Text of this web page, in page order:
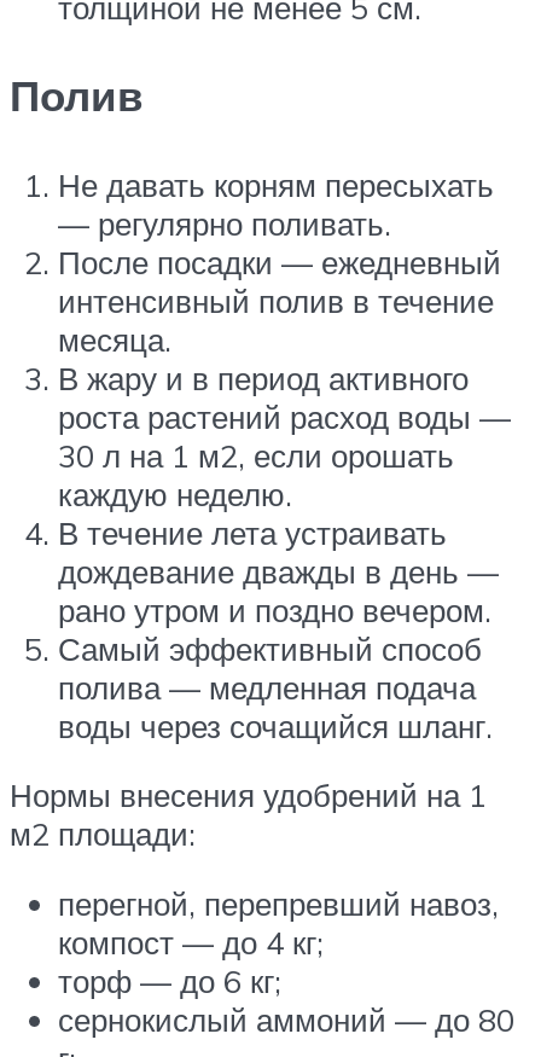
Полив
Не давать корням пересыхать
— регулярно поливать.
После посадки — ежедневный
интенсивный полив в течение
месяца.
В жару и в период активного
роста растений расход воды —
30 л на 1 м2, если орошать
каждую неделю.
В течение лета устраивать
дождевание дважды в день —
рано утром и поздно вечером.
Самый эффективный способ
полива — медленная подача
воды через сочащийся шланг.
Нормы внесения удобрений на 1
м2 площади:
перегной, перепревший навоз,
компост — до 4 кг;
торф — до 6 кг;
сернокислый аммоний — до 80